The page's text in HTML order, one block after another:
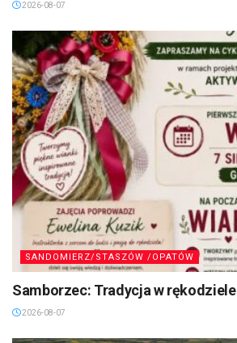
2026-08-07
SANDOMIERZ/STASZÓW /OPATÓW
Samborzec: Tradycja w rękodziele
2026-08-07